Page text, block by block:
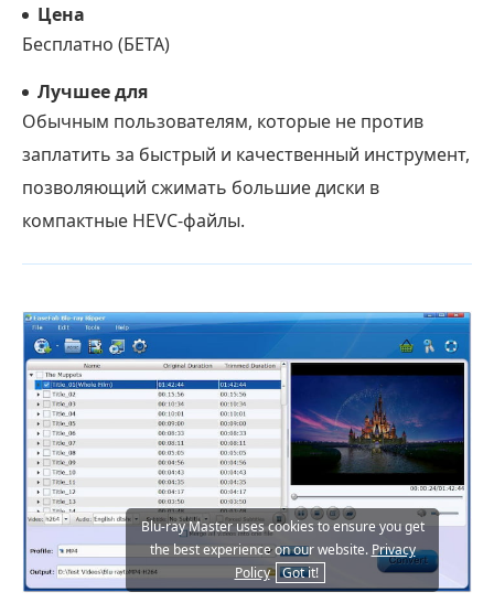
Цена
Бесплатно (БЕТА)
Лучшее для
Обычным пользователям, которые не против
заплатить за быстрый и качественный инструмент,
позволяющий сжимать большие диски в
компактные HEVC-файлы.
Blu-ray Master uses cookies to ensure you get
the best experience on our website. Privacy
Policy
Got it!